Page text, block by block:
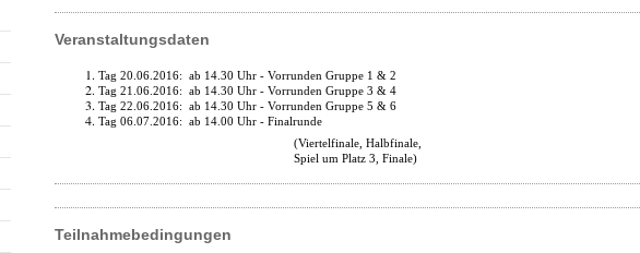
Veranstaltungsdaten
Tag 20.06.2016: ab 14.30 Uhr - Vorrunden Gruppe 1 & 2
Tag 21.06.2016: ab 14.30 Uhr - Vorrunden Gruppe 3 & 4
Tag 22.06.2016: ab 14.30 Uhr - Vorrunden Gruppe 5 & 6
Tag 06.07.2016: ab 14.00 Uhr - Finalrunde
(Viertelfinale, Halbfinale,
Spiel um Platz 3, Finale)
Teilnahmebedingungen